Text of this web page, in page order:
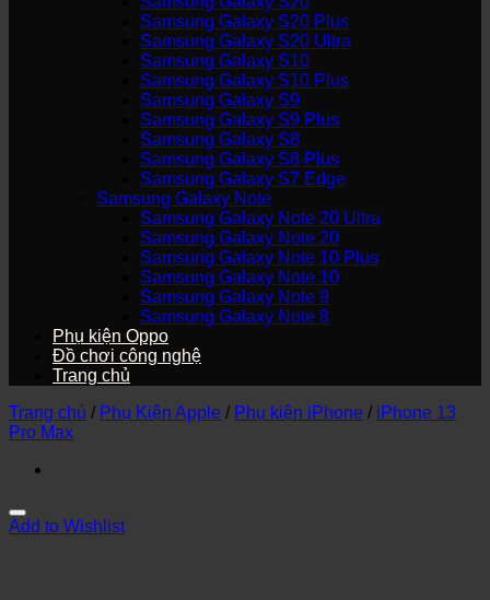
Samsung Galaxy S20 Plus
Samsung Galaxy S20 Ultra
Samsung Galaxy S10
Samsung Galaxy S10 Plus
Samsung Galaxy S9
Samsung Galaxy S9 Plus
Samsung Galaxy S8
Samsung Galaxy S8 Plus
Samsung Galaxy S7 Edge
Samsung Galaxy Note
Samsung Galaxy Note 20 Ultra
Samsung Galaxy Note 20
Samsung Galaxy Note 10 Plus
Samsung Galaxy Note 10
Samsung Galaxy Note 9
Samsung Galaxy Note 8
Phụ kiện Oppo
Đồ chơi công nghệ
Trang chủ
Trang chủ / Phụ Kiện Apple / Phụ kiện iPhone / iPhone 13
Pro Max
Add to Wishlist